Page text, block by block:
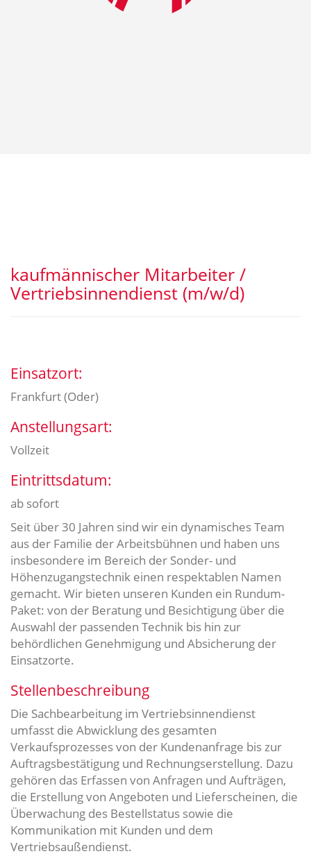
kaufmännischer Mitarbeiter /
Vertriebsinnendienst (m/w/d)
Einsatzort:
Frankfurt (Oder)
Anstellungsart:
Vollzeit
Eintrittsdatum:
ab sofort
Seit über 30 Jahren sind wir ein dynamisches Team
aus der Familie der Arbeitsbühnen und haben uns
insbesondere im Bereich der Sonder- und
Höhenzugangstechnik einen respektablen Namen
gemacht. Wir bieten unseren Kunden ein Rundum-
Paket: von der Beratung und Besichtigung über die
Auswahl der passenden Technik bis hin zur
behördlichen Genehmigung und Absicherung der
Einsatzorte.
Stellenbeschreibung
Die Sachbearbeitung im Vertriebsinnendienst
umfasst die Abwicklung des gesamten
Verkaufsprozesses von der Kundenanfrage bis zur
Auftragsbestätigung und Rechnungserstellung. Dazu
gehören das Erfassen von Anfragen und Aufträgen,
die Erstellung von Angeboten und Lieferscheinen, die
Überwachung des Bestellstatus sowie die
Kommunikation mit Kunden und dem
Vertriebsaußendienst.